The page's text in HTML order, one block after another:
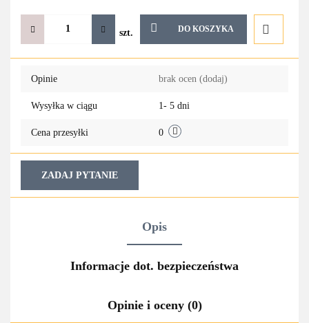
szt. DO KOSZYKA
Do
Opinie brak ocen (dodaj)
Wysyłka w ciągu 1- 5 dni
Cena przesyłki 0
ZADAJ PYTANIE
Opis
Informacje dot. bezpieczeństwa
Opinie i oceny (0)